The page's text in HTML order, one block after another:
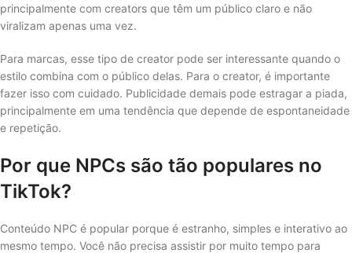
principalmente com creators que têm um público claro e não
viralizam apenas uma vez.
Para marcas, esse tipo de creator pode ser interessante quando o
estilo combina com o público delas. Para o creator, é importante
fazer isso com cuidado. Publicidade demais pode estragar a piada,
principalmente em uma tendência que depende de espontaneidade
e repetição.
Por que NPCs são tão populares no
TikTok?
Conteúdo NPC é popular porque é estranho, simples e interativo ao
mesmo tempo. Você não precisa assistir por muito tempo para